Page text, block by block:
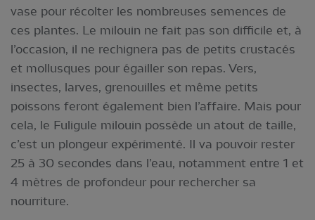
vase pour récolter les nombreuses semences de
ces plantes. Le milouin ne fait pas son difficile et, à
l’occasion, il ne rechignera pas de petits crustacés
et mollusques pour égailler son repas. Vers,
insectes, larves, grenouilles et même petits
poissons feront également bien l’affaire. Mais pour
cela, le Fuligule milouin possède un atout de taille,
c’est un plongeur expérimenté. Il va pouvoir rester
25 à 30 secondes dans l’eau, notamment entre 1 et
4 mètres de profondeur pour rechercher sa
nourriture.